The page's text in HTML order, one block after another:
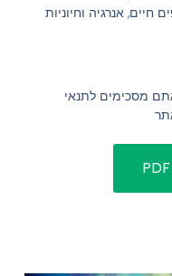
אנרגיה וחיוניות
מסכימים לתנאי